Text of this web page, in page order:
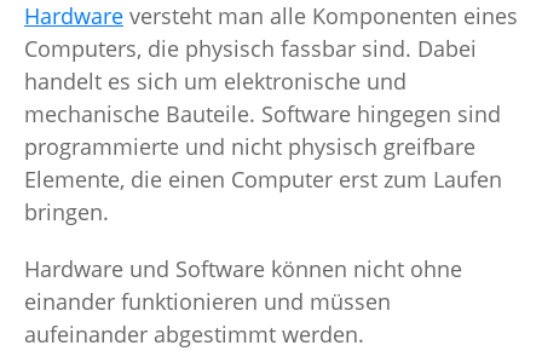
Hardware versteht man alle Komponenten eines
Computers, die physisch fassbar sind. Dabei
handelt es sich um elektronische und
mechanische Bauteile. Software hingegen sind
programmierte und nicht physisch greifbare
Elemente, die einen Computer erst zum Laufen
bringen.
Hardware und Software können nicht ohne
einander funktionieren und müssen
aufeinander abgestimmt werden.